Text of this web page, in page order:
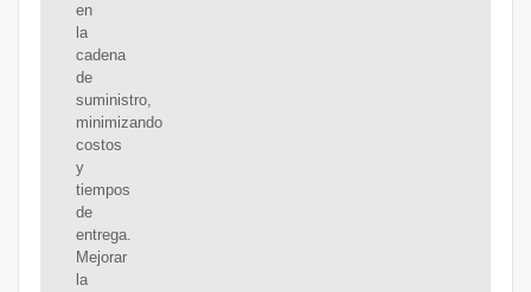
en
la
cadena
de
suministro,
minimizando
costos
y
tiempos
de
entrega.
Mejorar
la